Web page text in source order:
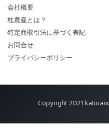
会社概要
桂農産とは？
特定商取引法に基づく表記
お問合せ
プライバシーポリシー
Copyright